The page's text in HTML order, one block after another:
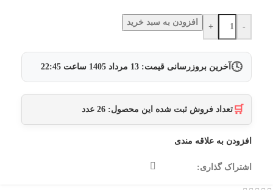
-
+ افزودن به سبد خرید
🕓 آخرین بروزرسانی قیمت: 13 مرداد 1405 ساعت 22:45
🛒 تعداد فروش ثبت شده این محصول: 26 عدد
افزودن به علاقه مندی
اشتراک گذاری: